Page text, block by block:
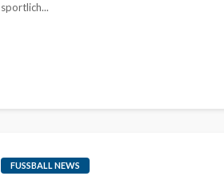
sportlich...
FUSSBALL NEWS